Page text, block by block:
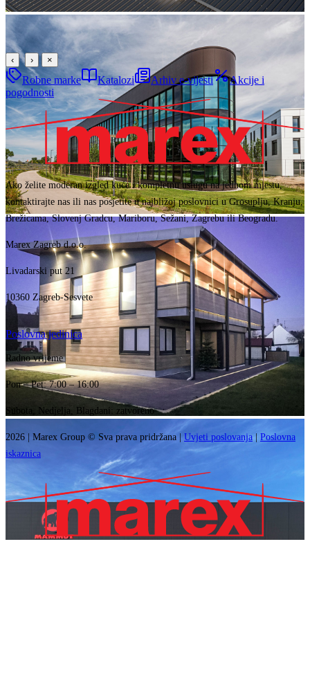
‹ › ×
Robne marke Katalozi Arhiv e-vijesti
Akcije i
pogodnosti
Ako želite moderan izgled kuće i kompletnu uslugu na jednom mjestu,
kontaktirajte nas ili nas posjetite u najbližoj poslovnici u Grosuplju, Kranju,
Brežicama, Slovenj Gradcu, Mariboru, Sežani, Zagrebu ili Beogradu.
Marex Zagreb d.o.o.
Livadarski put 21
10360 Zagreb-Sesvete
Poslovna jedinica
Radno vrijeme
Pon – Pet: 7:00 – 16:00
Subota, Nedjelja, Blagdani: zatvoreno
2026 | Marex Group © Sva prava pridržana | Uvjeti poslovanja| Poslovna
iskaznica